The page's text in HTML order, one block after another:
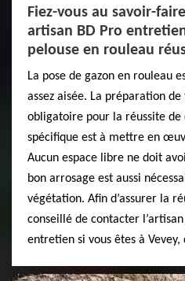
Fiez-vous au savoir-
artisan BD Pro
pelouse en rouleau
La pose de gazon en rouleau
assez aisée. La préparation
obligatoire pour la réussite de
spécifique est à mettre en
Aucun espace libre ne doit
bon arrosage est aussi
végétation. Afin d’assurer la
conseillé de contacter
entretien si vous êtes à Vevey,